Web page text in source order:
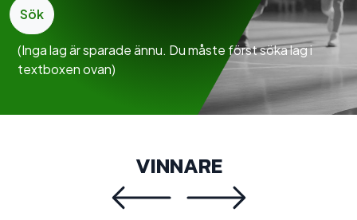
Sök
(Inga lag är sparade ännu. Du måste först söka lag i
textboxen ovan)
VINNARE